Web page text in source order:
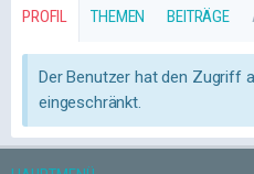
PROFIL THEMEN BEITRÄGE
Der Benutzer hat den Zugriff
eingeschränkt.